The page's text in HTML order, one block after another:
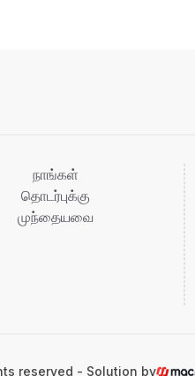
நாங்கள்
தொடர்புக்கு
முந்தையவை
reserved - Solution by